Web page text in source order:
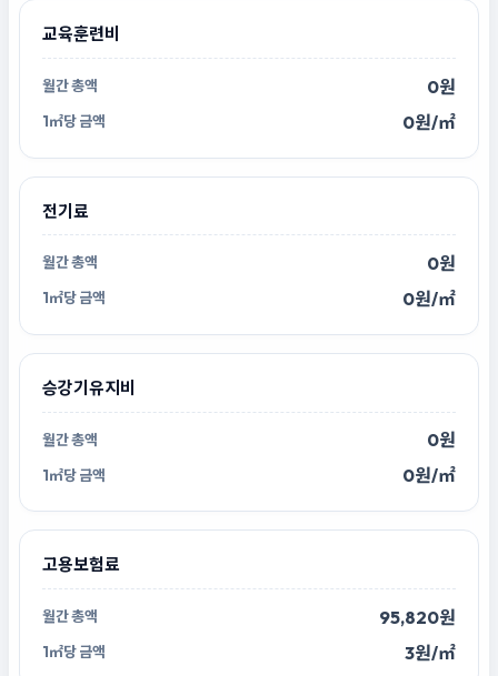
교육훈련비
0원
0원/㎡
전기료
0원
0원/㎡
승강기유지비
0원
0원/㎡
고용보험료
95,820원
3원/㎡